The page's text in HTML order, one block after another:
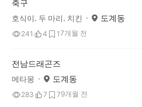
축구
호식이. 두 마리. 치킨 도계동
241 4 17개월 전
전남드래곤즈
메타몽 도계동
283 7 79개월 전